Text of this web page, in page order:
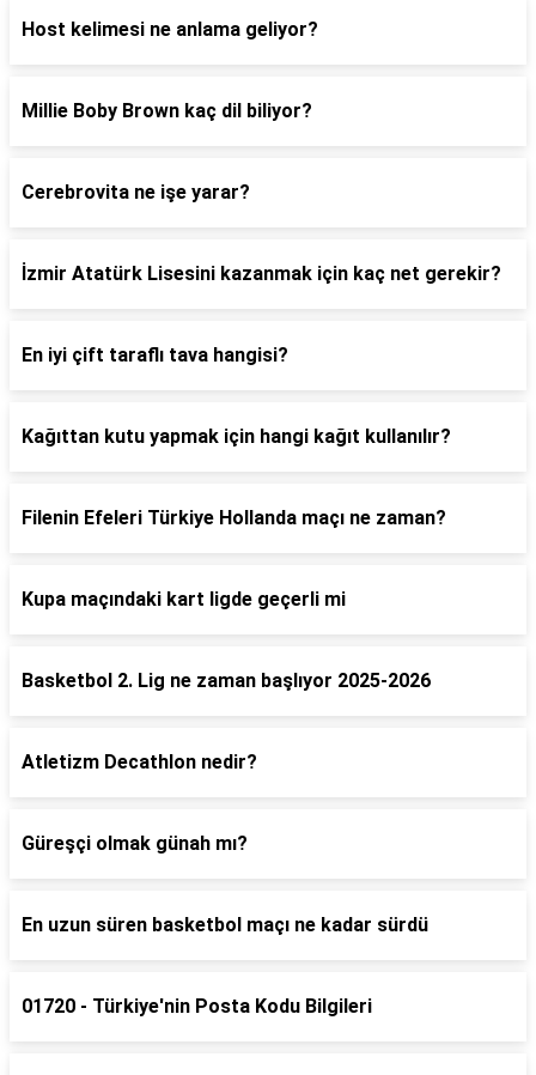
Host kelimesi ne anlama geliyor?
Millie Boby Brown kaç dil biliyor?
Cerebrovita ne işe yarar?
İzmir Atatürk Lisesini kazanmak için kaç net gerekir?
En iyi çift taraflı tava hangisi?
Kağıttan kutu yapmak için hangi kağıt kullanılır?
Filenin Efeleri Türkiye Hollanda maçı ne zaman?
Kupa maçındaki kart ligde geçerli mi
Basketbol 2. Lig ne zaman başlıyor 2025-2026
Atletizm Decathlon nedir?
Güreşçi olmak günah mı?
En uzun süren basketbol maçı ne kadar sürdü
01720 - Türkiye'nin Posta Kodu Bilgileri